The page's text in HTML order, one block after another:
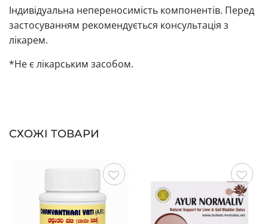
Індивідуальна непереносимість компонентів. Перед
застосуванням рекомендується консультація з
лікарем.
*Не є лікарським засобом.
СХОЖІ ТОВАРИ
Зберегти Зберегти